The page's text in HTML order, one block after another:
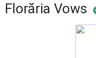
Florăria Vows